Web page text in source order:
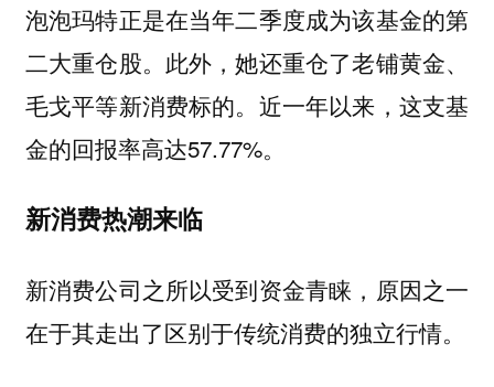
泡泡玛特正是在当年二季度成为该基金的第
二大重仓股。此外，她还重仓了老铺黄金、
毛戈平等新消费标的。近一年以来，这支基
金的回报率高达57.77%。
新消费热潮来临
新消费公司之所以受到资金青睐，原因之一
在于其走出了区别于传统消费的独立行情。